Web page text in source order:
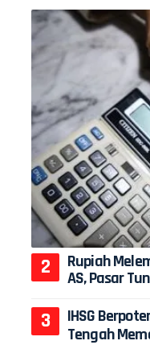
Rupiah
AS, Pasar
IHSG
Tengah